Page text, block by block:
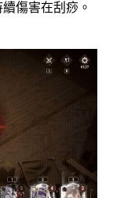
傷害在刮痧。